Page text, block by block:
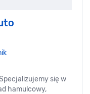
się w
hamulcowy,